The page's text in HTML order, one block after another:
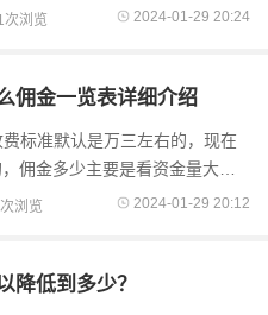
就好，如果您想要低佣金就不
次浏览 2024-01-29 20:24
佣金一览表详细介绍
标准默认是万三左右的，现在
佣金多少主要是看资金量大小
官网办理的开户佣金都是默认
浏览 2024-01-29 20:12
降低到多少？